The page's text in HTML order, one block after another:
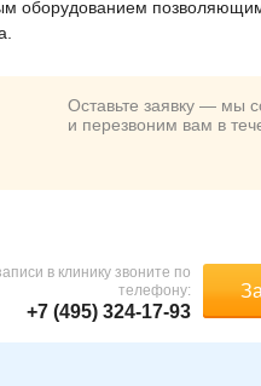
оборудованием позволяющим
Оставьте заявку — мы
и перезвоним вам в
в клинику звоните по
телефону:
+7 (495) 324-17-93